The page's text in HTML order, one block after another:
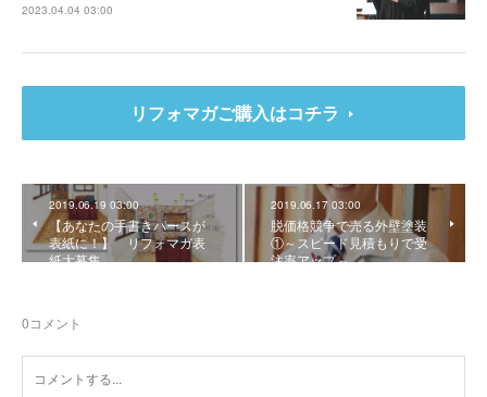
2023.04.04 03:00
リフォマガご購入はコチラ
2019.06.19 03:00
【あなたの手書きパースが
表紙に！】 リフォマガ表
紙大募集
2019.06.17 03:00
脱価格競争で売る外壁塗装
①～スピード見積もりで受
注率アップ～
0コメント